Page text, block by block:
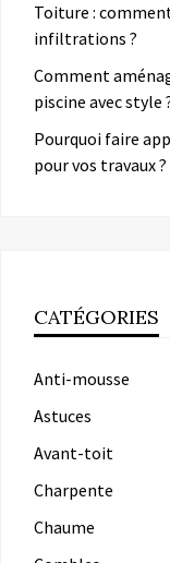
Toiture :
infiltrations ?
Comment
piscine avec style
Pourquoi faire
pour vos travaux ?
CATÉGORIES
Anti-mousse
Astuces
Avant-toit
Charpente
Chaume